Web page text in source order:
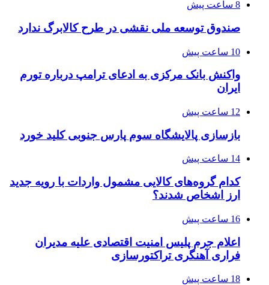
8 ساعت پیش
صندوق توسعه ملی نقشی در طرح کالابرگ ندارد
10 ساعت پیش
واکنش بانک مرکزی به ادعای ترامپ درباره تورم
ایران
12 ساعت پیش
بازسازی پالایشگاه سوم پارس جنوبی کلید خورد
14 ساعت پیش
کدام گروه‌های کالایی مشمول واردات با رویه جدید
ارز اشخاص شدند؟
16 ساعت پیش
اعلام جرم پلیس امنیت اقتصادی علیه مدیران
فراری آهنگری تراکتورسازی
18 ساعت پیش